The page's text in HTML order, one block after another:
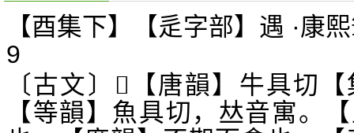
【酉集下】【辵字部】遇 ·康
9
〔古文〕
𠓱
【唐韻】牛具切
【等韻】魚具切， 𠀤音寓。